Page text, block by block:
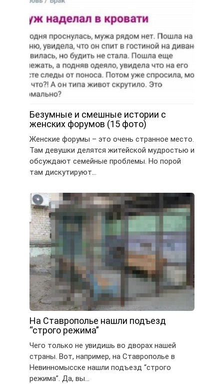
Безумные и смешные истории с
женских форумов (15 фото)
Женские форумы – это очень странное место.
Там девушки делятся житейской мудростью и
обсуждают семейные проблемы. Но порой
там дискутируют…
На Ставрополье нашли подъезд
“строго режима”
Чего только не увидишь во дворах нашей
страны. Вот, например, на Ставрополье в
Невинномысске нашли подъезд “строго
режима”. Да, вы…